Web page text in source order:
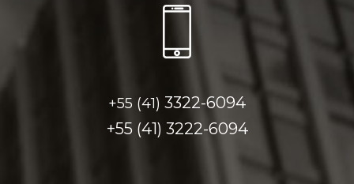
+55 (41) 3322-6094
+55 (41) 3222-6094